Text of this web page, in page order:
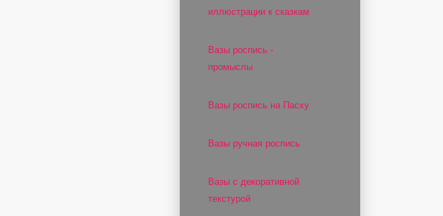
иллюстрации к сказкам
Вазы роспись -
промыслы
Вазы роспись на Пасху
Вазы ручная роспись
Вазы с декоративной
текстурой